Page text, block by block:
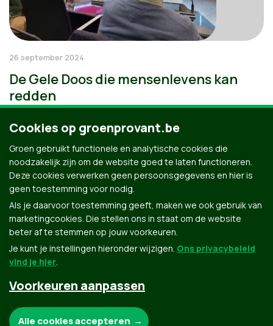
26 september 2024
De Gele Doos die mensenlevens kan
redden
Groen.be
Cookies op groenprovant.be
Groen gebruikt functionele en analytische cookies die
noodzakelijk zijn om de website goed te laten functioneren.
Deze cookies verwerken geen persoonsgegevens en hier is
geen toestemming voor nodig.
Als je daarvoor toestemming geeft, maken we ook gebruik van
marketingcookies. Die stellen ons in staat om de website
beter af te stemmen op jouw voorkeuren.
Je kunt je instellingen hieronder wijzigen. Ons privacybeleid
vind je hier.
Voorkeuren aanpassen
Alle cookies accepteren